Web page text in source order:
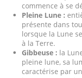
commence à se
Pleine Lune :
présente dans
lorsque la Lune
à la Terre.
Gibbeuse : la
pleine lune, sa
caractérise par